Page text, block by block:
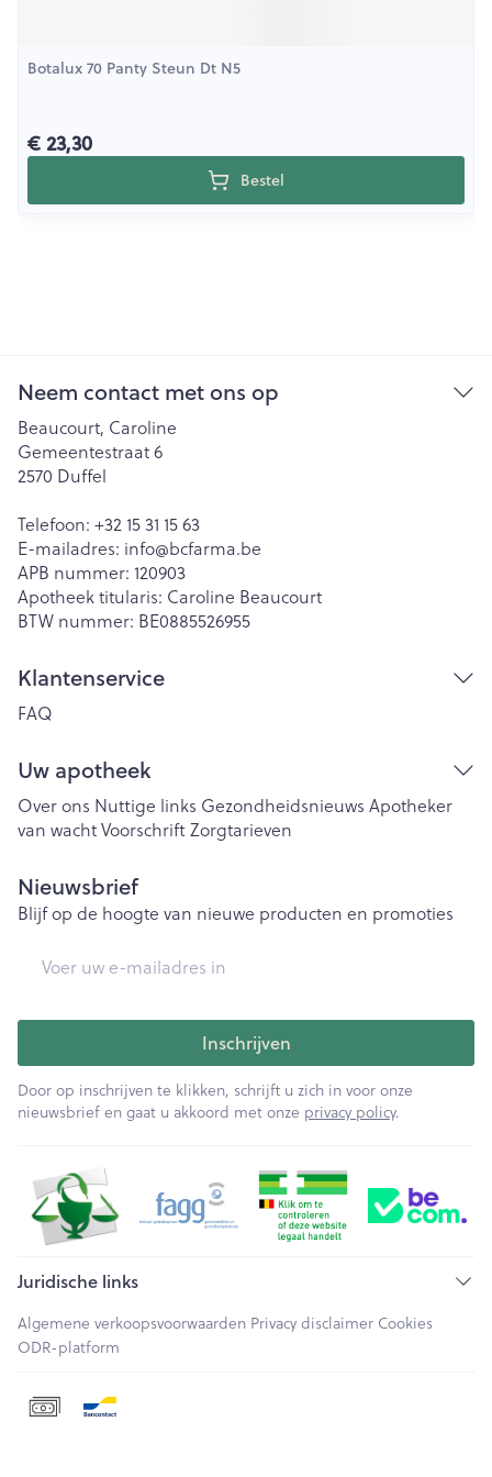
Botalux 70 Panty Steun Dt N5
€ 23,30
Bestel
Neem contact met ons op
Beaucourt, Caroline
Gemeentestraat 6
2570 Duffel
Telefoon: +32 15 31 15 63
E-mailadres: info@bcfarma.be
APB nummer: 120903
Apotheek titularis: Caroline Beaucourt
BTW nummer: BE0885526955
Klantenservice
FAQ
Uw apotheek
Over ons Nuttige links Gezondheidsnieuws Apotheker
van wachtVoorschriftZorgtarieven
Nieuwsbrief
Blijf op de hoogte van nieuwe producten en promoties
Inschrijven
Door op inschrijven te klikken, schrijft u zich in voor onze
nieuwsbrief en gaat u akkoord met onze privacy policy.
Juridische links
Algemene verkoopsvoorwaarden Privacy disclaimer Cookies
ODR-platform